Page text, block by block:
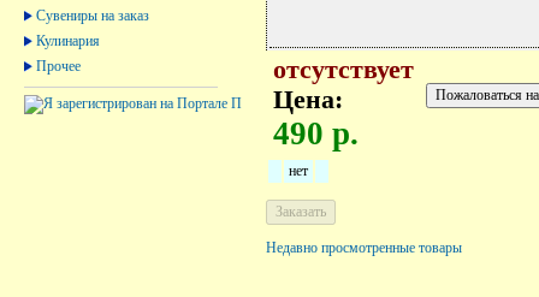
Сувениры на заказ
Кулинария
Прочее
отсутствует
Цена:
490 р.
нет
Недавно просмотренные товары